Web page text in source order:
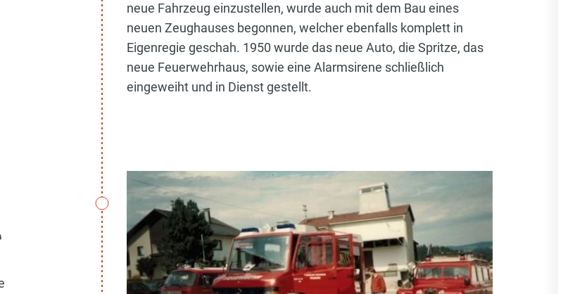
neue Fahrzeug einzustellen, wurde auch mit dem Bau eines
neuen Zeughauses begonnen, welcher ebenfalls komplett in
Eigenregie geschah. 1950 wurde das neue Auto, die Spritze, das
neue Feuerwehrhaus, sowie eine Alarmsirene schließlich
eingeweiht und in Dienst gestellt.